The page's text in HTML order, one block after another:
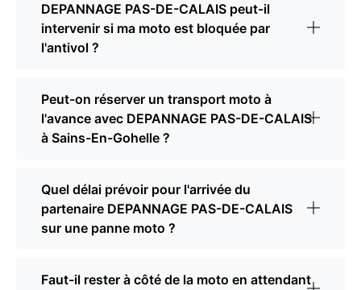
DEPANNAGE PAS-DE-CALAIS peut-il
intervenir si ma moto est bloquée par
l'antivol ?
Peut-on réserver un transport moto à
l'avance avec DEPANNAGE PAS-DE-CALAIS
à Sains-En-Gohelle ?
Quel délai prévoir pour l'arrivée du
partenaire DEPANNAGE PAS-DE-CALAIS
sur une panne moto ?
Faut-il rester à côté de la moto en attendant